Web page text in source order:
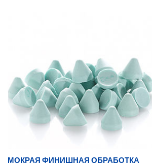
МОКРАЯ ФИНИШНАЯ ОБРАБОТКА